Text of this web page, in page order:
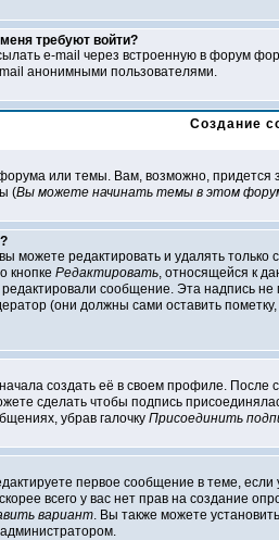
требуют войти?
e-mail через встроенную в форум
анонимными пользователями.
Создание
или темы. Вам, возможно,
(Вы можете начинать темы в этом
можете редактировать и удалять
кнопке Редактировать, относящейся к
сообщение. Эта надпись
(они должны сами оставить
создать её в своем профиле. После
сделать чтобы подпись
убрав галочку Присоединить
первое сообщение в теме,
всего у вас нет прав на создание
вариант. Вы также можете
администратором.